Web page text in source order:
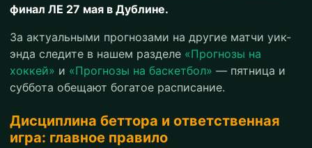
финал ЛЕ 27 мая в Дублине.
За актуальными прогнозами на другие матчи уик-
энда следите в нашем разделе «Прогнозы на
хоккей» и «Прогнозы на баскетбол» — пятница и
суббота обещают богатое расписание.
Дисциплина беттора и ответственная
игра: главное правило